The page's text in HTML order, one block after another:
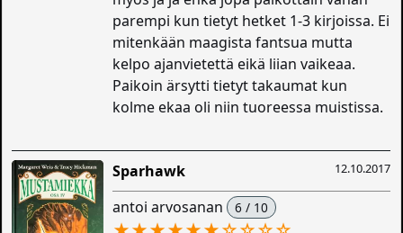
parempi kun tietyt hetket 1-3 kirjoissa. Ei
mitenkään maagista fantsua mutta
kelpo ajanvietettä eikä liian vaikeaa.
Paikoin ärsytti tietyt takaumat kun
kolme ekaa oli niin tuoreessa muistissa.
12.10.2017
Sparhawk
antoi arvosanan 6 / 10